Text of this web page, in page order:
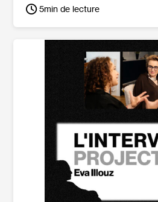
5min de lecture